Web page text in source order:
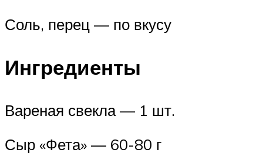
Соль, перец — по вкусу
Ингредиенты
Вареная свекла — 1 шт.
Сыр «Фета» — 60-80 г